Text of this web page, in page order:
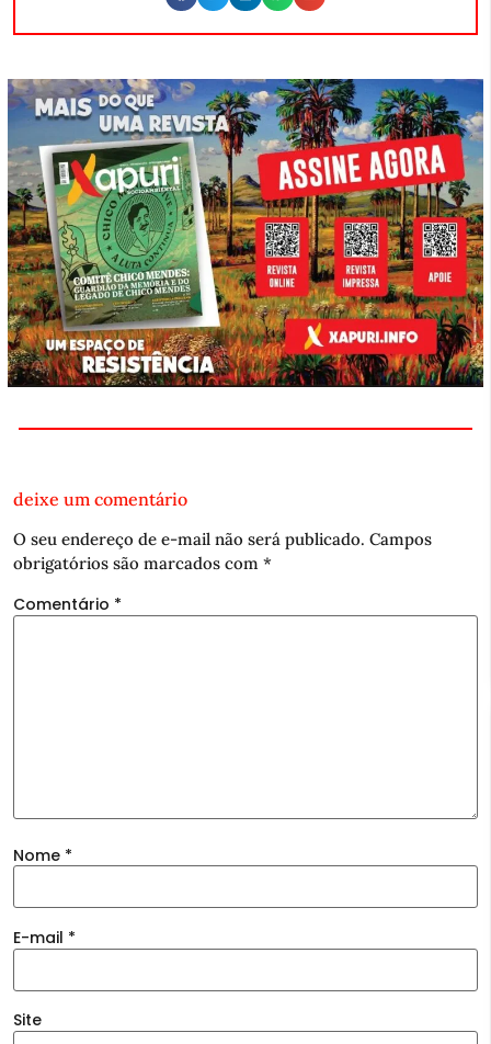
deixe um comentário
O seu endereço de e-mail não será publicado. Campos
obrigatórios são marcados com *
Comentário *
Nome *
E-mail *
Site